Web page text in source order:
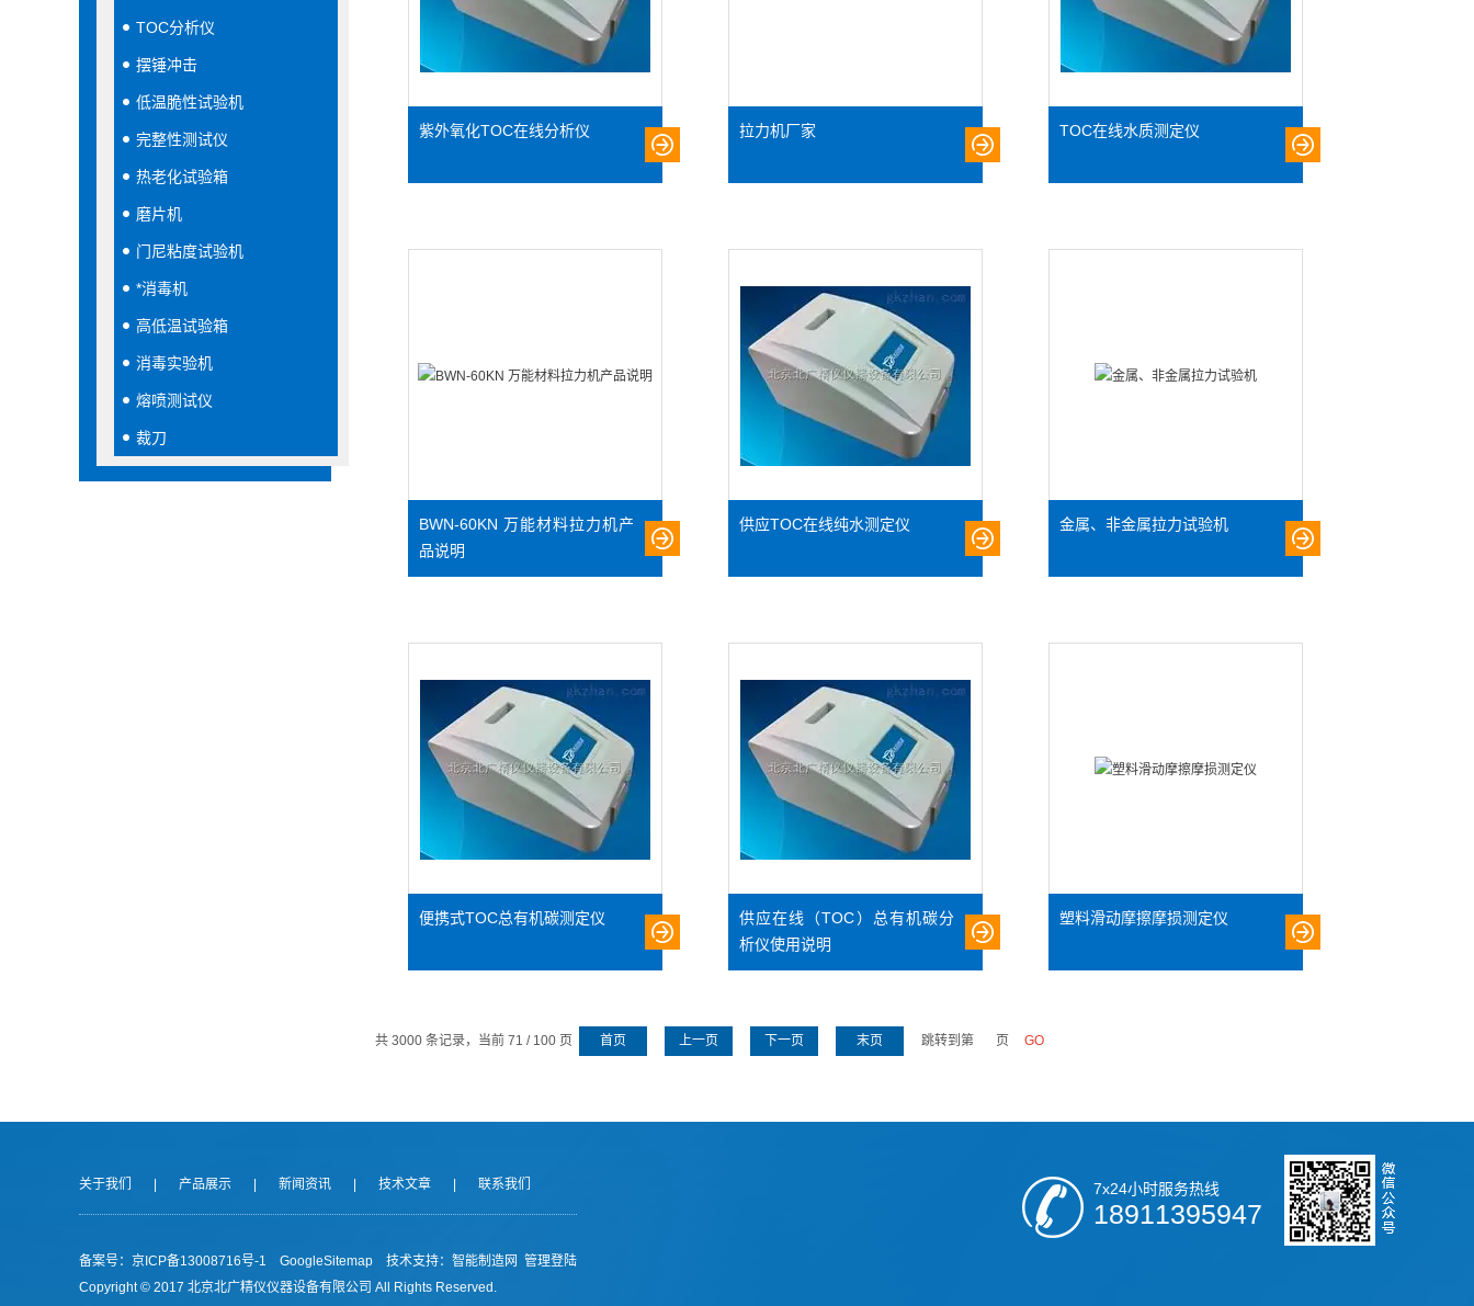
TOC分析仪
摆锤冲击
低温脆性试验机
完整性测试仪
热老化试验箱
磨片机
门尼粘度试验机
*消毒机
高低温试验箱
消毒实验机
熔喷测试仪
裁刀
紫外氧化TOC在线分析仪 拉力机厂家 TOC在线水质测定仪
BWN-60KN 万能材料拉力机产
品说明
供应TOC在线纯水测定仪 金属、非金属拉力试验机
便携式TOC总有机碳测定仪
供应在线（TOC）总有机碳分
析仪使用说明
塑料滑动摩擦摩损测定仪
共 3000 条记录，当前 71 / 100 页 首页 上一页 下一页 末页 跳转到第 页
关于我们 产品展示 新闻资讯 技术文章 联系我们
备案号：京ICP备13008716号-1 GoogleSitemap 技术支持： 智能制造网 管理登陆
Copyright © 2017 北京北广精仪仪器设备有限公司 All Rights Reserved.
7x24小时服务热线
18911395947